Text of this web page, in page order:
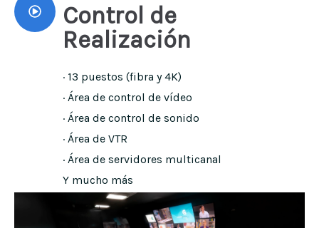
Control de
Realización
· 13 puestos (fibra y 4K)
· Área de control de vídeo
· Área de control de sonido
· Área de VTR
· Área de servidores multicanal
Y mucho más